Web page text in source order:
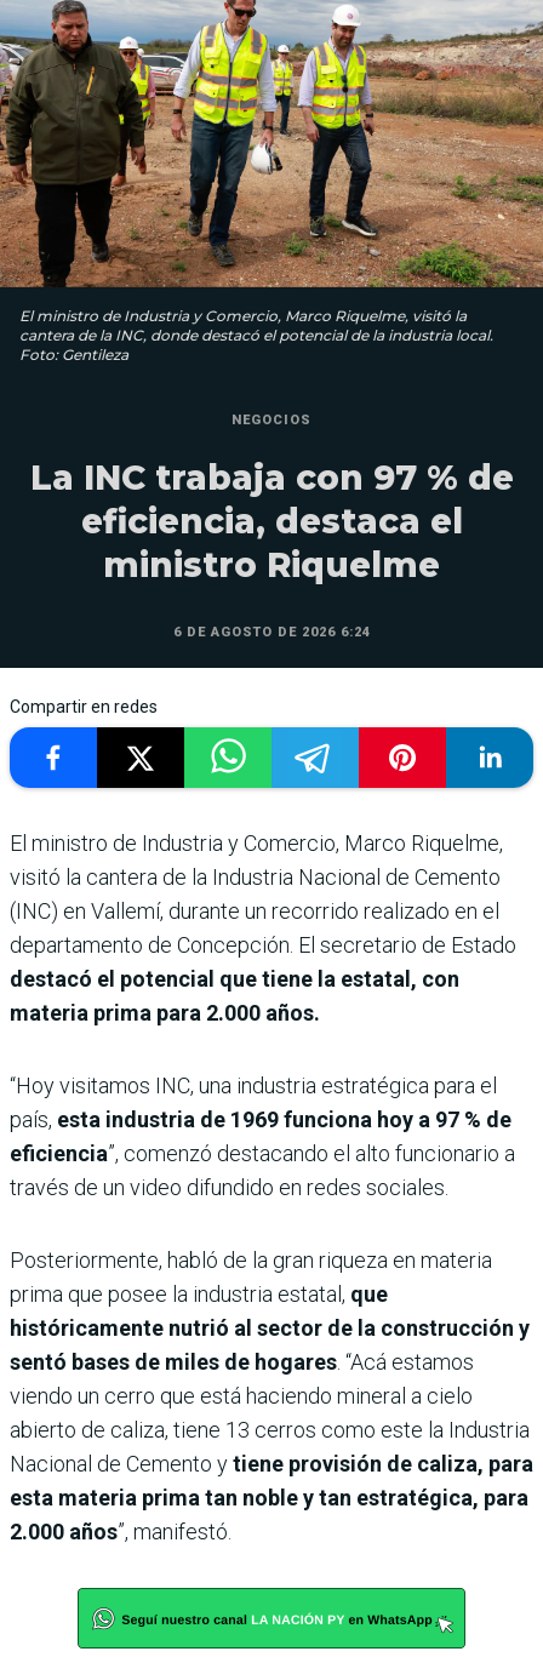
El ministro de Industria y Comercio, Marco Riquelme, visitó la
cantera de la INC, donde destacó el potencial de la industria local.
Foto: Gentileza
NEGOCIOS
La INC trabaja con 97 % de
eficiencia, destaca el
ministro Riquelme
6 DE AGOSTO DE 2026 6:24
Compartir en redes
El ministro de Industria y Comercio, Marco Riquelme,
visitó la cantera de la Industria Nacional de Cemento
(INC) en Vallemí, durante un recorrido realizado en el
departamento de Concepción. El secretario de Estado
destacó el potencial que tiene la estatal, con
materia prima para 2.000 años.
“Hoy visitamos INC, una industria estratégica para el
país, esta industria de 1969 funciona hoy a 97 % de
eficiencia”, comenzó destacando el alto funcionario a
través de un video difundido en redes sociales.
Posteriormente, habló de la gran riqueza en materia
prima que posee la industria estatal, que
históricamente nutrió al sector de la construcción y
sentó bases de miles de hogares . “Acá estamos
viendo un cerro que está haciendo mineral a cielo
abierto de caliza, tiene 13 cerros como este la Industria
Nacional de Cemento ytiene provisión de caliza, para
esta materia prima tan noble y tan estratégica, para
2.000 años”, manifestó.